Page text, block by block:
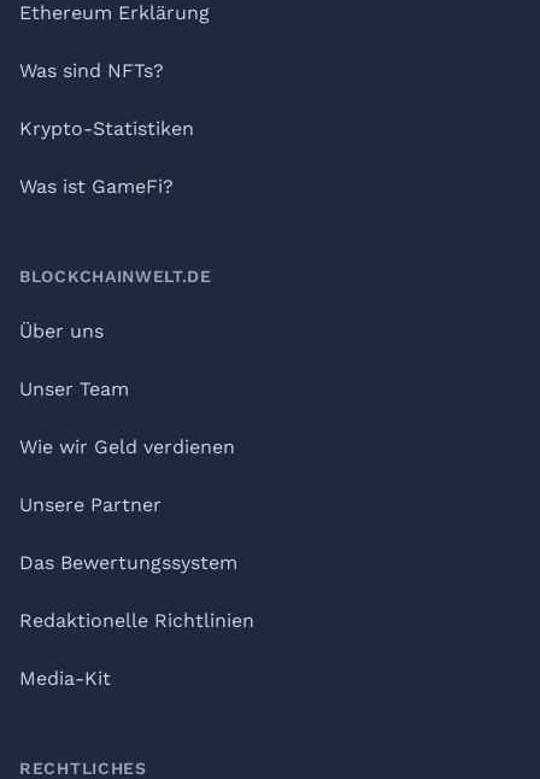
Ethereum Erklärung
Was sind NFTs?
Krypto-Statistiken
Was ist GameFi?
BLOCKCHAINWELT.DE
Über uns
Unser Team
Wie wir Geld verdienen
Unsere Partner
Das Bewertungssystem
Redaktionelle Richtlinien
Media-Kit
RECHTLICHES